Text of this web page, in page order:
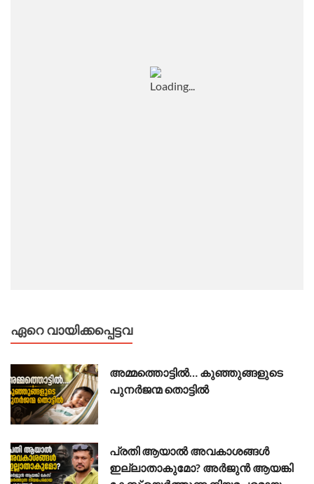
ഏറെ വായിക്കപ്പെട്ടവ
അമ്മത്തൊട്ടിൽ… കുഞ്ഞുങ്ങളുടെ
പുനർജന്മ തൊട്ടിൽ
പ്രതി ആയാൽ അവകാശങ്ങൾ
ഇല്ലാതാകുമോ? അർജുൻ ആയങ്കി